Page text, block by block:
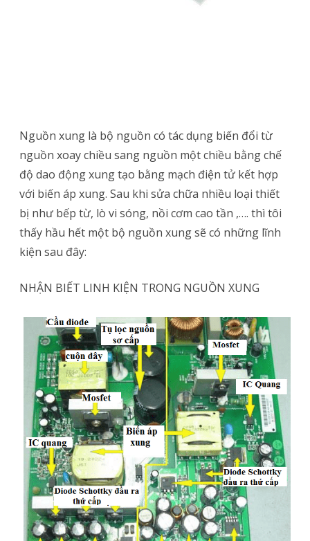
Nguồn xung là bộ nguồn có tác dụng biến đổi từ
nguồn xoay chiều sang nguồn một chiều bằng chế
độ dao động xung tạo bằng mạch điện tử kết hợp
với biến áp xung. Sau khi sửa chữa nhiều loại thiết
bị như bếp từ, lò vi sóng, nồi cơm cao tần ,…. thì tôi
thấy hầu hết một bộ nguồn xung sẽ có những lĩnh
kiện sau đây:
NHẬN BIẾT LINH KIỆN TRONG NGUỒN XUNG